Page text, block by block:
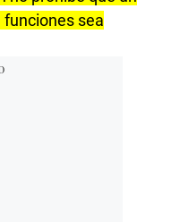
funciones sea